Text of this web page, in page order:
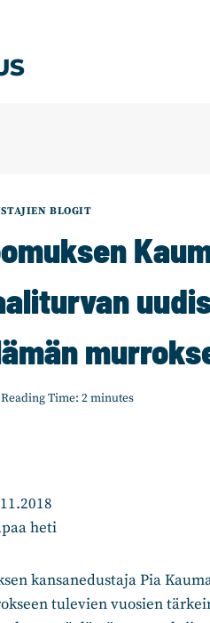
BLOGIT
Reading Time: 2minutes
heti
kansanedustaja Pia
tulevien vuosien